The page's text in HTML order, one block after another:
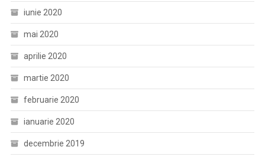
iunie 2020
mai 2020
aprilie 2020
martie 2020
februarie 2020
ianuarie 2020
decembrie 2019